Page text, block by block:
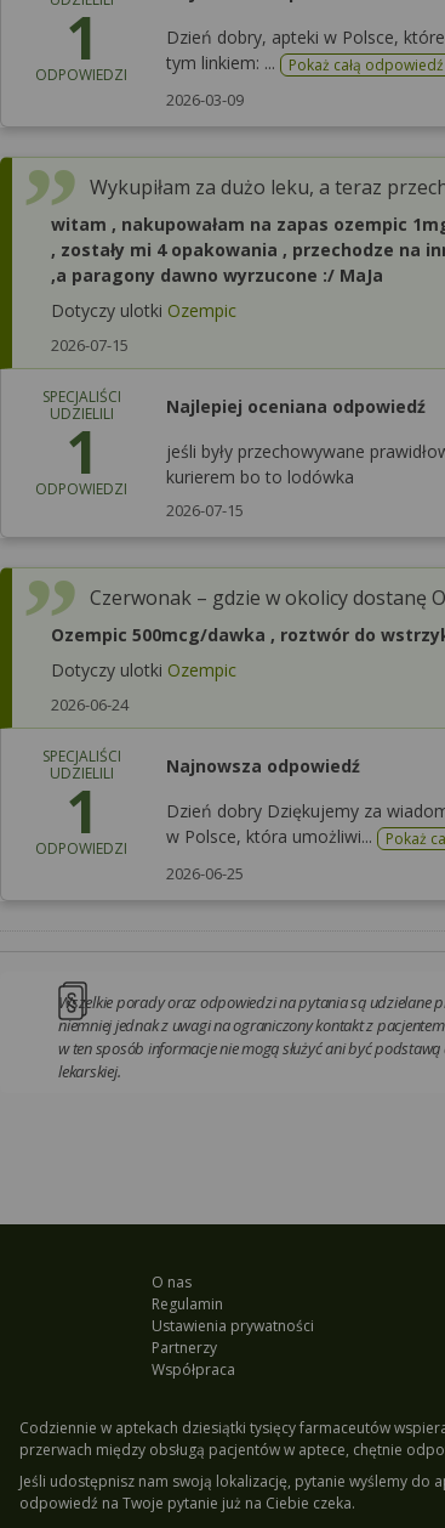
1
ODPOWIEDZI
Dzień dobry, apteki w Polsce,
tym linkiem: ...
Pokaż całą odpowiedź
2026-03-09
Wykupiłam za dużo leku, a teraz
witam , nakupowałam na zapas ozempic
, zostały mi 4 opakowania , przechodze na
,a paragony dawno wyrzucone :/ MaJa
Dotyczy ulotki Ozempic
2026-07-15
SPECJALIŚCI
UDZIELILI
1
ODPOWIEDZI
Najlepiej oceniana odpowiedź
jeśli były przechowywane
kurierem bo to lodówka
2026-07-15
Czerwonak – gdzie w okolicy dostanę
Ozempic 500mcg/dawka , roztwór do
Dotyczy ulotki Ozempic
2026-06-24
SPECJALIŚCI
UDZIELILI
1
ODPOWIEDZI
Najnowsza odpowiedź
Dzień dobry Dziękujemy za
w Polsce, która umożliwi...
Pokaż
2026-06-25
Wszelkie porady oraz odpowiedzi na pytania są udzielane
niemniej jednak z uwagi na ograniczony kontakt z
w ten sposób informacje nie mogą służyć ani być
lekarskiej.
O nas
Regulamin
Ustawienia prywatności
Partnerzy
Współpraca
Codziennie w aptekach dziesiątki tysięcy farmaceutów
przerwach między obsługą pacjentów w aptece, chętnie
Jeśli udostępnisz nam swoją lokalizację, pytanie wyślemy do
odpowiedź na Twoje pytanie już na Ciebie czeka.